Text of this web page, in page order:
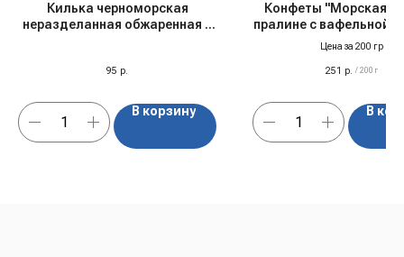
Килька черноморская
неразделанная обжаренная в
95 р.
В корзину
Конфеты "Морская
пралине с вафельной
"БШМ"
Цена за 200 гр
251 р. / 200 г
В